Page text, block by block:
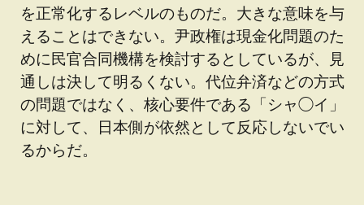
を正常化するレベルのものだ。大きな意味を与
えることはできない。尹政権は現金化問題のた
めに民官合同機構を検討するとしているが、見
通しは決して明るくない。代位弁済などの方式
の問題ではなく、核心要件である「シャ◯イ」
に対して、日本側が依然として反応しないでい
るからだ。